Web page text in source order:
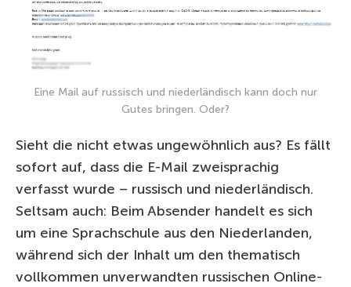
Eine Mail auf russisch und niederländisch kann doch nur
Gutes bringen. Oder?
Sieht die nicht etwas ungewöhnlich aus? Es fällt
sofort auf, dass die E-Mail zweisprachig
verfasst wurde – russisch und niederländisch.
Seltsam auch: Beim Absender handelt es sich
um eine Sprachschule aus den Niederlanden,
während sich der Inhalt um den thematisch
vollkommen unverwandten russischen Online-